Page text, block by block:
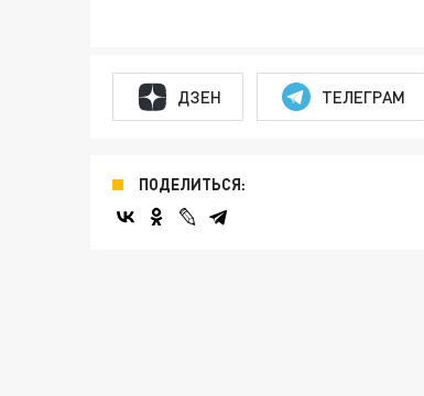
ДЗЕН ТЕЛЕГРАМ
ПОДЕЛИТЬСЯ: